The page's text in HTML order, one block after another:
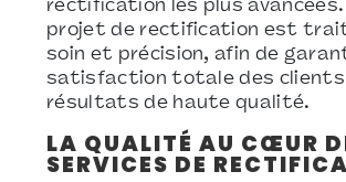
rectification les plus avancées.
projet de rectification est
soin et précision, afin de
satisfaction totale des clients
résultats de haute qualité.
LA QUALITÉ AU CŒUR
SERVICES DE